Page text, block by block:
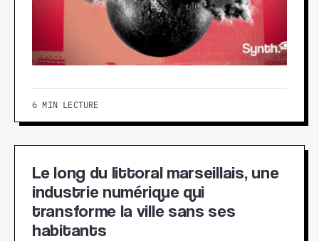
6 MIN LECTURE
Le long du littoral marseillais, une
industrie numérique qui
transforme la ville sans ses
habitants